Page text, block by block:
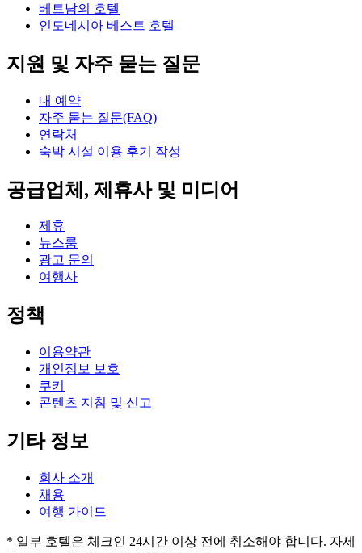
베트남의 호텔
인도네시아 베스트 호텔
지원 및 자주 묻는 질문
내 예약
자주 묻는 질문(FAQ)
연락처
숙박 시설 이용 후기 작성
공급업체, 제휴사 및 미디어
제휴
뉴스룸
광고 문의
여행사
정책
이용약관
개인정보 보호
쿠키
콘텐츠 지침 및 신고
기타 정보
회사 소개
채용
여행 가이드
* 일부 호텔은 체크인 24시간 이상 전에 취소해야 합니다. 자세